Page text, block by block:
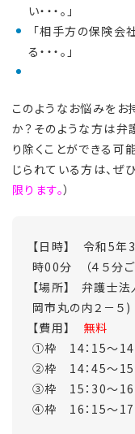
い・・・。」
「相手方の保険会
る・・・。」
このようなお悩みをお
か？そのような方は弁
り除くことができる可
じられている方は、ぜ
限ります。）
【日時】 令和5年
時00分 （４５分ご
【場所】 弁護士
岡市丸の内２－
【費用】 無料
①枠 14：15～14
②枠 14：45～15
③枠 15：30～16
④枠 16：15～17